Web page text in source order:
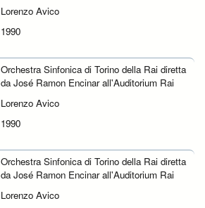
Lorenzo Avico
1990
Orchestra Sinfonica di Torino della Rai diretta
da José Ramon Encinar all'Auditorium Rai
Lorenzo Avico
1990
Orchestra Sinfonica di Torino della Rai diretta
da José Ramon Encinar all'Auditorium Rai
Lorenzo Avico